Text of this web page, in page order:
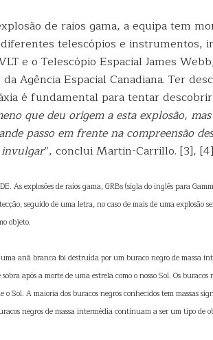
de raios gama, a equipa tem
telescópios e instrumentos,
e o Telescópio Espacial James
Agência Espacial Canadiana. Ter
é fundamental para tentar descobrir
que deu origem a esta explosão,
passo em frente na compreensão
”, conclui Martin-Carrillo. [3],
As explosões de raios gama, GRBs (sigla do inglês para
seguido de uma letra, no caso de mais de uma explosão
objeto.
anã branca foi destruída por um buraco negro de massa
após a morte de uma estrela como o nosso Sol. Os
Sol. A maioria dos buracos negros conhecidos tem massas
negros de massa intermédia continuam a ser um tipo de